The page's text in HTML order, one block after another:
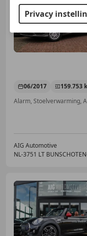
06/2017 159.753
AIG Automotive
NL-3751 LT
Privacy